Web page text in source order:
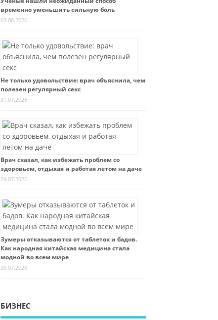
временно уменьшить сильную боль
03.08.2026
Не только удовольствие: врач объяснила, чем
полезен регулярный секс
31.07.2026
Врач сказал, как избежать проблем со
здоровьем, отдыхая и работая летом на даче
29.07.2026
Зумеры отказываются от таблеток и бадов.
Как народная китайская медицина стала
модной во всем мире
26.07.2026
БИЗНЕС